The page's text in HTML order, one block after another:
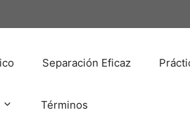
Separación Eficaz
Términos